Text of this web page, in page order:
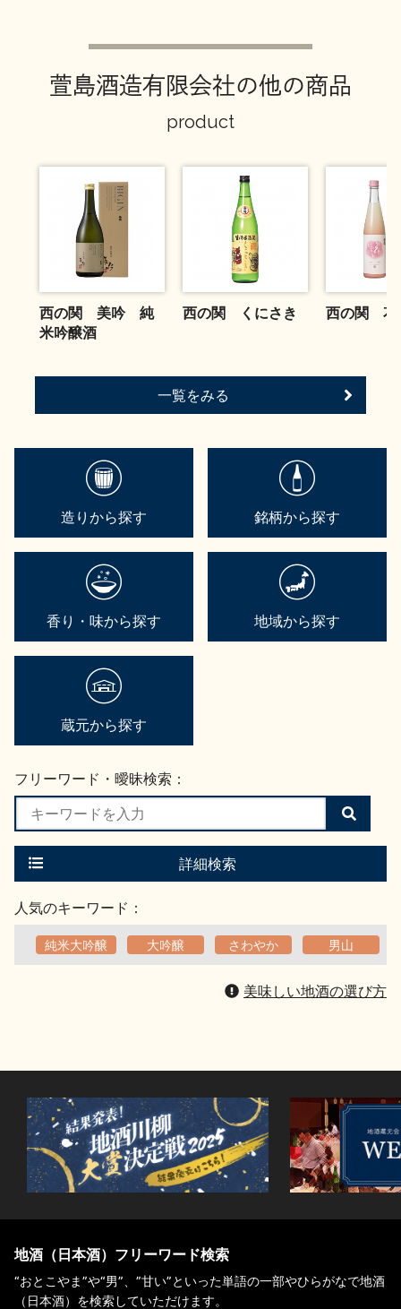
萱島酒造有限会社の他の商品
product
西の関 美吟 純
米吟醸酒
西の関 くにさき 西の関 花
一覧をみる
造りから探す 銘柄から探す
香り・味から探す 地域から探す
蔵元から探す
フリーワード・曖昧検索：
検
索
す
詳細検索
人気のキーワード：
純米大吟醸 大吟醸 さわやか 男山
美味しい地酒の選び方
地酒（日本酒）フリーワード検索
“おとこやま”や“男”、”甘い”といった単語の一部やひらがなで地酒
（日本酒）を検索していただけます。